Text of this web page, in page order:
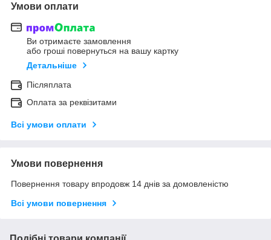
Умови оплати
Ви отримаєте замовлення
або гроші повернуться на вашу картку
Детальніше
Післяплата
Оплата за реквізитами
Всі умови оплати
Умови повернення
Повернення товару впродовж 14 днів за домовленістю
Всі умови повернення